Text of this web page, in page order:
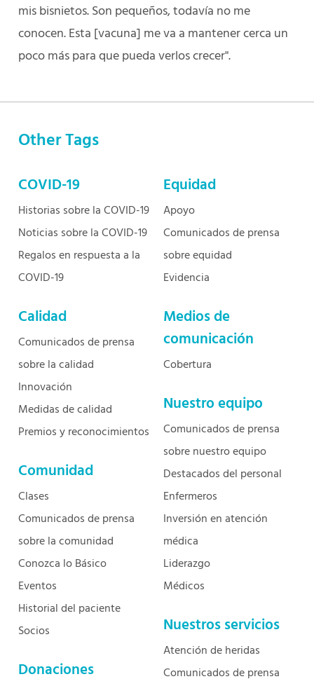
mis bisnietos. Son pequeños, todavía no me
conocen. Esta [vacuna] me va a mantener cerca un
poco más para que pueda verlos crecer".
Other Tags
COVID-19
Historias sobre la COVID-19
Noticias sobre la COVID-19
Regalos en respuesta a la
COVID-19
Calidad
Comunicados de prensa
sobre la calidad
Innovación
Medidas de calidad
Premios y reconocimientos
Comunidad
Clases
Comunicados de prensa
sobre la comunidad
Conozca lo Básico
Eventos
Historial del paciente
Socios
Donaciones
Equidad
Apoyo
Comunicados de prensa
sobre equidad
Evidencia
Medios de
comunicación
Cobertura
Nuestro equipo
Comunicados de prensa
sobre nuestro equipo
Destacados del personal
Enfermeros
Inversión en atención
médica
Liderazgo
Médicos
Nuestros servicios
Atención de heridas
Comunicados de prensa